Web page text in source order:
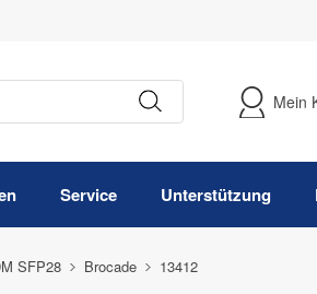
Mein
Service Unterstützung
SFP28 Brocade 13412